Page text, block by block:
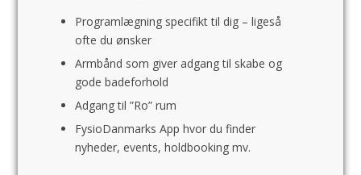
Programlægning specifikt til dig – ligeså
ofte du ønsker
Armbånd som giver adgang til skabe og
gode badeforhold
Adgang til ”Ro” rum
FysioDanmarks App hvor du finder
nyheder, events, holdbooking mv.